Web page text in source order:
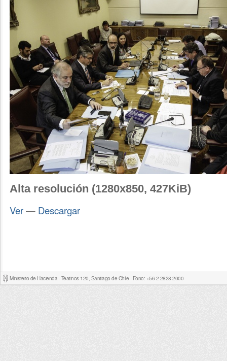
Alta resolución (1280x850, 427KiB)
Ver— Descargar
Ministerio de Hacienda - Teatinos 120, Santiago de Chile - Fono: +56 2 2828 2000